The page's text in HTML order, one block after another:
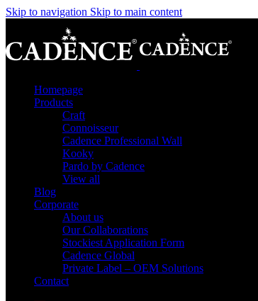
Skip to navigation Skip to main content
Homepage
Products
Craft
Connoisseur
Cadence Professional Wall
Kooky
Pardo by Cadence
View all
Blog
Corporate
About us
Our Collaborations
Stockiest Application Form
Cadence Global
Private Label – OEM Solutions
Contact